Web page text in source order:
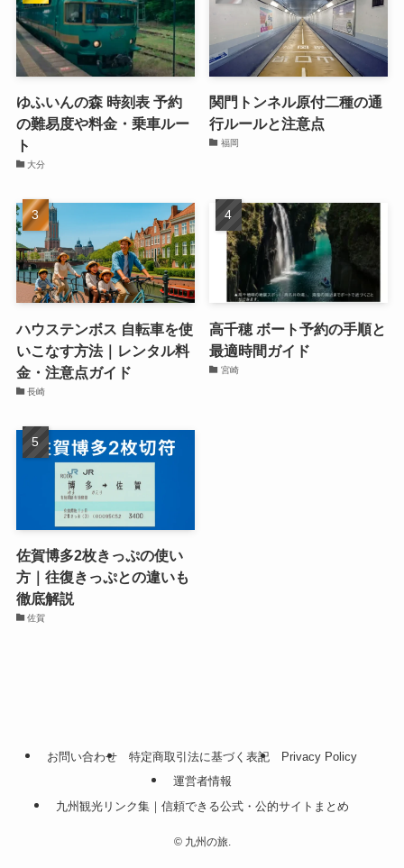
ゆふいんの森 時刻表 予約
の難易度や料金・乗車ルー
ト
大分
関門トンネル原付二種の通
行ルールと注意点
福岡
ハウステンボス 自転車を使
いこなす方法｜レンタル料
金・注意点ガイド
長崎
高千穂 ボート予約の手順と
最適時間ガイド
宮崎
佐賀博多2枚きっぷの使い
方｜往復きっぷとの違いも
徹底解説
佐賀
お問い合わせ 特定商取引法に基づく表記
Privacy Policy
運営者情報
九州観光リンク集｜信頼できる公式・公的サイトまとめ
©九州の旅.